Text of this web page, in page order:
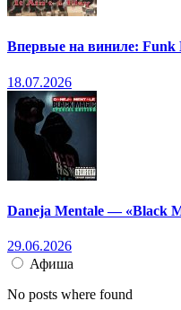
Впервые на виниле:
18.07.2026
Daneja Mentale — «Black
29.06.2026
Афиша
No posts where found